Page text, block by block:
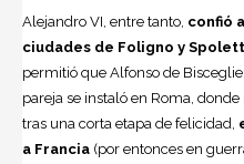
Alejandro VI, entre tanto, confió
ciudades de Foligno y
permitió que Alfonso de
pareja se instaló en Roma,
tras una corta etapa de felicidad,
a Francia (por entonces en